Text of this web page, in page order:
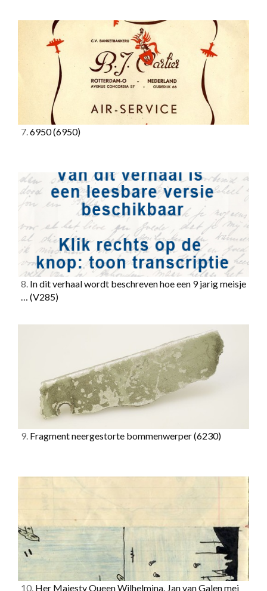
7.6950(6950)
8. In dit verhaal wordt beschreven hoe een 9 jarig meisje
… (V285)
9. Fragment neergestorte bommenwerper(6230)
10. Her Majesty Queen Wilhelmina. Jan van Galen mei